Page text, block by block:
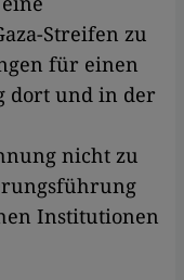
Streifen zu
für einen
dort und in der
nicht zu
Institutionen